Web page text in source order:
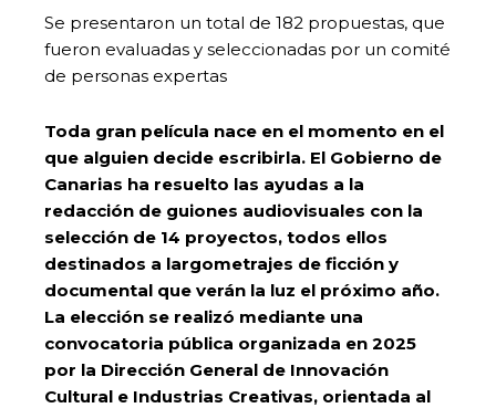
Se presentaron un total de 182 propuestas, que
fueron evaluadas y seleccionadas por un comité
de personas expertas
Toda gran película nace en el momento en el
que alguien decide escribirla. El Gobierno de
Canarias ha resuelto las ayudas a la
redacción de guiones audiovisuales con la
selección de 14 proyectos, todos ellos
destinados a largometrajes de ficción y
documental que verán la luz el próximo año.
La elección se realizó mediante una
convocatoria pública organizada en 2025
por la Dirección General de Innovación
Cultural e Industrias Creativas, orientada al